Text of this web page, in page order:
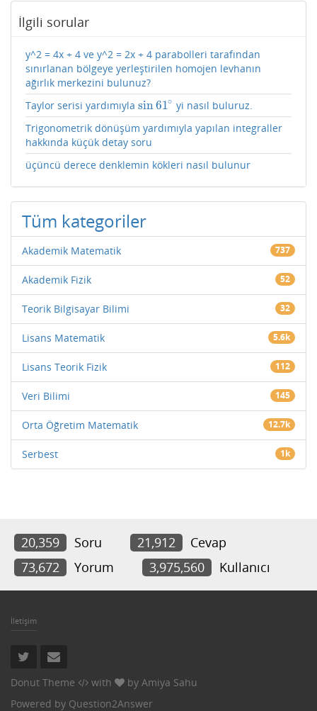
İlgili sorular
y^2 = 4x + 4 ve y^2 = 2x + 4 parabolleri tarafından
sınırlanan bölgeye yerleştirilen homojen levhanın
ağırlık merkezini bulunuz?
Taylor serisi yardımıyla sin61∘
sin61∘ yi nasıl buluruz.
Trigonometrik dönüşüm yardımıyla yapılan integraller
hakkında küçük detay soru
üçüncü derece denklemin kökleri nasıl bulunur
Tüm kategoriler
Akademik Matematik 737
Akademik Fizik 52
Teorik Bilgisayar Bilimi 32
Lisans Matematik 5.6k
Lisans Teorik Fizik 112
Veri Bilimi 145
Orta Öğretim Matematik 12.7k
Serbest 1k
20,359 Soru 21,912
Cevap
73,672
Yorum 3,975,560 Kullanıcı
İletişim
Donut Theme with by Amiya Sahu
Powered by Question2Answer